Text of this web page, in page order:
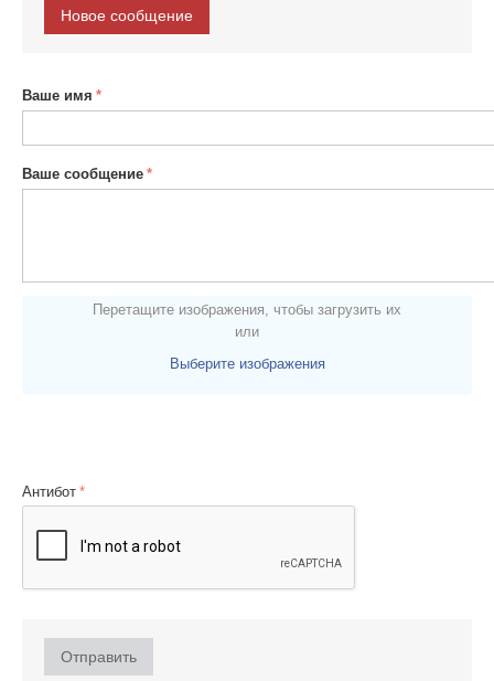
Новое сообщение
Ваше имя
Ваше сообщение
Перетащите изображения, чтобы загрузить их
или
Выберите изображения
Антибот
Отправить